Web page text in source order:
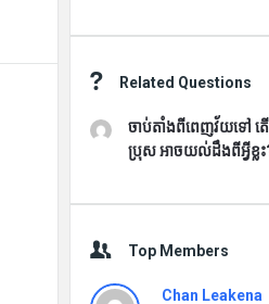
Related Questions
ចាប់តាំងពីពេញវ័យទៅ តើក្
ប្រុស អាចយល់ដឹងពីអ្វីខ្លះ
Top Members
Chan Leakena